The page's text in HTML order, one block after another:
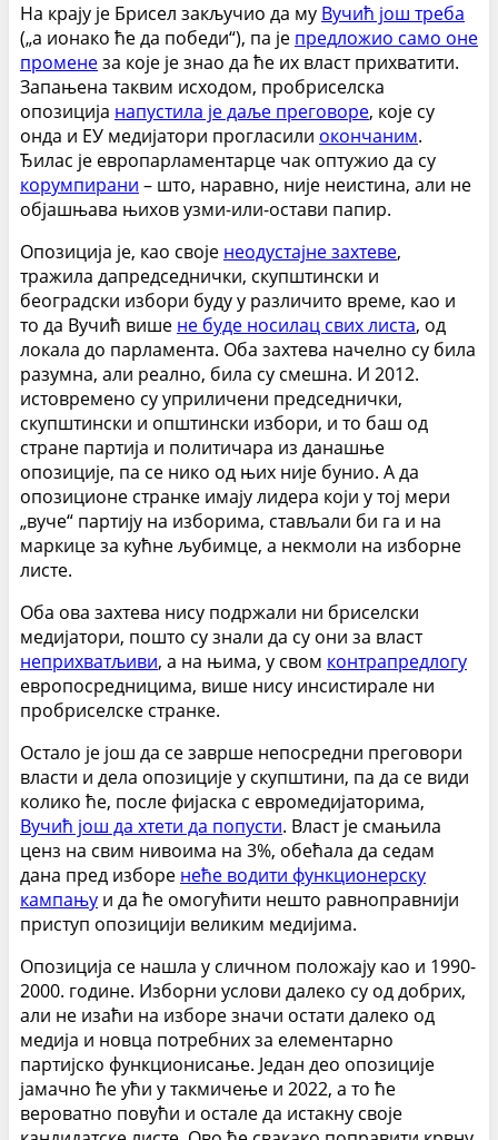
На крају је Брисел закључио да му Вучић још треба
(„а ионако ће да победи“), па је предложио само оне
променеза које је знао да ће их власт прихватити.
Запањена таквим исходом, пробриселска
опозиција напустила је даље преговоре, које су
онда и ЕУ медијатори прогласили окончаним.
Ђилас је европарламентарце чак оптужио да су
корумпирани – што, наравно, није неистина, али не
објашњава њихов узми-или-остави папир.
Опозиција је, као своје неодустајне захтеве,
тражила дапредседнички, скупштински и
београдски избори буду у различито време, као и
то да Вучић више не буде носилац свих листа, од
локала до парламента. Оба захтева начелно су била
разумна, али реално, била су смешна. И 2012.
истовремено су уприличени председнички,
скупштински и општински избори, и то баш од
стране партија и политичара из данашње
опозиције, па се нико од њих није бунио. А да
опозиционе странке имају лидера који у тој мери
„вуче“ партију на изборима, стављали би га и на
маркице за кућне љубимце, а некмоли на изборне
листе.
Оба ова захтева нису подржали ни бриселски
медијатори, пошто су знали да су они за власт
неприхватљиви, а на њима, у свом контрапредлогу
европосредницима, више нису инсистирале ни
пробриселске странке.
Остало је још да се заврше непосредни преговори
власти и дела опозиције у скупштини, па да се види
колико ће, после фијаска с евромедијаторима,
Вучић још да хтети да попусти. Власт је смањила
ценз на свим нивоима на 3%, обећала да седам
дана пред изборе неће водити функционерску
кампању и да ће омогућити нешто равноправнији
приступ опозицији великим медијима.
Опозиција се нашла у сличном положају као и 1990-
2000. године. Изборни услови далеко су од добрих,
али не изаћи на изборе значи остати далеко од
медија и новца потребних за елементарно
партијско функционисање. Један део опозиције
јамачно ће ући у такмичење и 2022, а то ће
вероватно повући и остале да истакну своје